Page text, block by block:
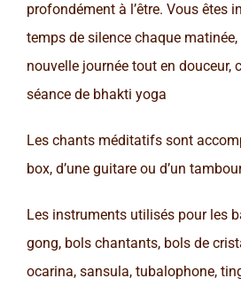
profondément à l’être. Vous êtes
temps de silence chaque
nouvelle journée tout en douceur,
séance de bhakti yoga
Les chants méditatifs sont
box, d’une guitare ou d’un
Les instruments utilisés pour les
gong, bols chantants, bols de
ocarina, sansula, tubalophone,